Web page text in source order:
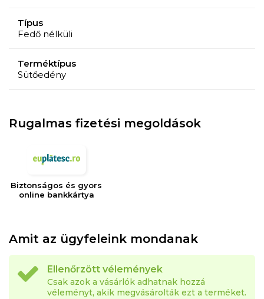
Típus
Fedő nélküli
Terméktípus
Sütőedény
Rugalmas fizetési megoldások
Biztonságos és gyors
online bankkártya
Amit az ügyfeleink mondanak
Ellenőrzött vélemények
Csak azok a vásárlók adhatnak hozzá
véleményt, akik megvásárolták ezt a terméket.